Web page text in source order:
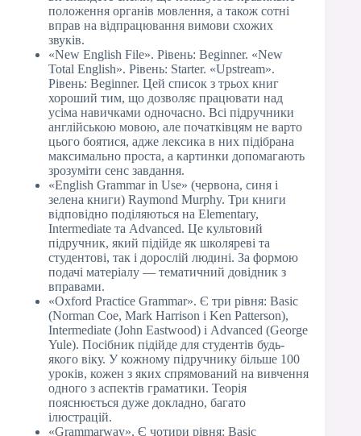
положення органів мовлення, а також сотні
вправ на відпрацювання вимови схожих
звуків.
«New English File». Рівень: Beginner. «New
Total English». Рівень: Starter. «Upstream».
Рівень: Beginner. Цей список з трьох книг
хороший тим, що дозволяє працювати над
усіма навичками одночасно. Всі підручники
англійською мовою, але початківцям не варто
цього боятися, адже лексика в них підібрана
максимально проста, а картинки допомагають
зрозуміти сенс завдання.
«English Grammar in Use» (червона, синя і
зелена книги) Raymond Murphy. Три книги
відповідно поділяються на Elementary,
Intermediate та Advanced. Це культовий
підручник, який підійде як школяреві та
студентові, так і дорослій людині. За формою
подачі матеріалу — тематичний довідник з
вправами.
«Oxford Practice Grammar». Є три рівня: Basic
(Norman Coe, Mark Harrison і Ken Patterson),
Intermediate (John Eastwood) і Advanced (George
Yule). Посібник підійде для студентів будь-
якого віку. У кожному підручнику більше 100
уроків, кожен з яких спрямований на вивчення
одного з аспектів граматики. Теорія
пояснюється дуже докладно, багато
ілюстрацій.
«Grammarway». Є чотири рівня: Basic